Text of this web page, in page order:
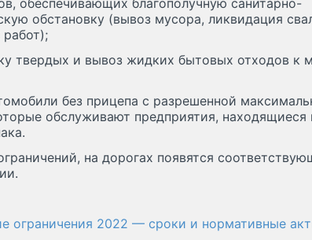
обеспечивающих благополучную санитарно-
обстановку (вывоз мусора, ликвидация
работ);
твердых и вывоз жидких бытовых отходов к
без прицепа с разрешенной
обслуживают предприятия, находящиеся
на дорогах появятся
ограничения 2022 — сроки и нормативные